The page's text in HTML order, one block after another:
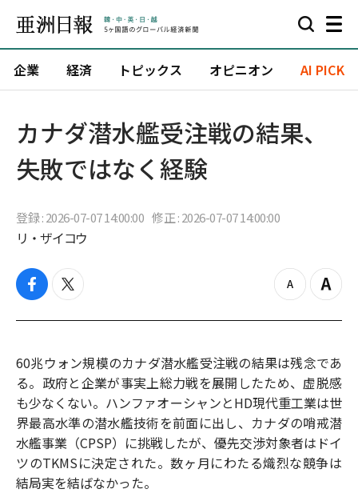
企業 経済 トピックス オピニオン AI PICK
カナダ潜水艦受注戦の結果、
失敗ではなく経験
登録 : 2026-07-07 14:00:00 修正 : 2026-07-07 14:00:00
リ・ザイコウ
f
c
o
o
k
t
i
e
r
z
o
u
t
Z
o
n
60兆ウォン規模のカナダ潜水艦受注戦の結果は残念であ
る。政府と企業が事実上総力戦を展開したため、虚脱感
も少なくない。ハンファオーシャンとHD現代重工業は世
界最高水準の潜水艦技術を前面に出し、カナダの哨戒潜
水艦事業（CPSP）に挑戦したが、優先交渉対象者はドイ
ツのTKMSに決定された。数ヶ月にわたる熾烈な競争は
結局実を結ばなかった。